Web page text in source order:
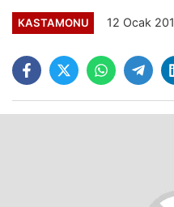
KASTAMONU 12 Ocak